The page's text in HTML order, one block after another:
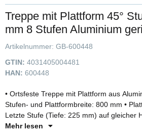
Treppe mit Plattform 45°
mm 8 Stufen Aluminium
Artikelnummer: GB-600448
GTIN: 4031405004481
HAN: 600448
• Ortsfeste Treppe mit Plattform aus
Stufen- und Plattformbreite: 800 mm •
Letzte Stufe (Tiefe: 225 mm) auf gleicher
montiert (Gesamttrittfläche: 685 mm) •
Mehr lesen